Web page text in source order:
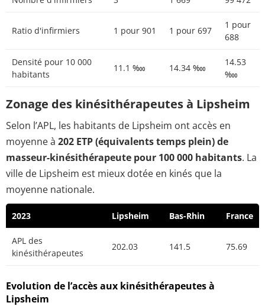
Ratio d'infirmiers 1 pour 901 1 pour 697
1 pour
688
Densité pour 10 000
habitants
11.1 ‱ 14.34 ‱
14.53
‱
Zonage des kinésithérapeutes à Lipsheim
Selon l’APL, les habitants de Lipsheim ont accès en
moyenne à 202 ETP (équivalents temps plein) de
masseur-kinésithérapeute pour 100 000 habitants. La
ville de Lipsheim est mieux dotée en kinés que la
moyenne nationale.
2023 Lipsheim Bas-Rhin France
APL des
kinésithérapeutes
202.03 141.5 75.69
Evolution de l’accès aux kinésithérapeutes à
Lipsheim